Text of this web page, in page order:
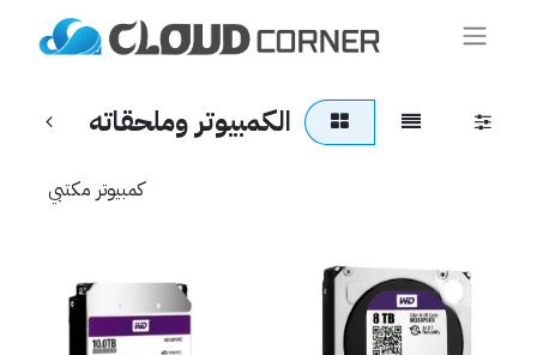
الكمبيوتر وملحقاته
كمبيوتر مكتبي